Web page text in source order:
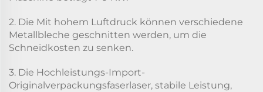
2. Die Mit hohem Luftdruck können verschiedene
Metallbleche geschnitten werden, um die
Schneidkosten zu senken.
3. Die Hochleistungs-Import-
Originalverpackungsfaserlaser, stabile Leistung,